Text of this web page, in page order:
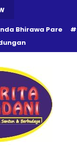
Bhirawa Pare